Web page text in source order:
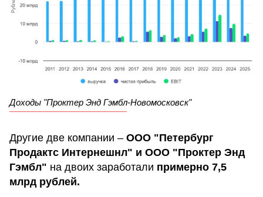
Доходы "Проктер Энд Гэмбл-Новомосковск"
Другие две компании – ООО "Петербург
Продактс Интернешнл" и ООО "Проктер Энд
Гэмбл" на двоих заработали примерно 7,5
млрд рублей.